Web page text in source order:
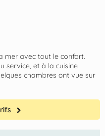
mer avec tout le confort.
service, et à la cuisine
chambres ont vue sur